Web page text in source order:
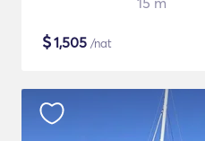
$1,505 /nat